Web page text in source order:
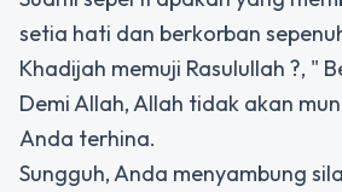
setia hati dan berkorban
Khadijah memuji Rasulullah ?, "
Demi Allah, Allah tidak akan
Anda terhina.
Sungguh, Anda menyambung